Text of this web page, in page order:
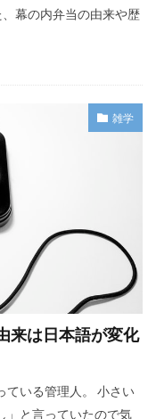
幕の内弁当の由来や歴
雑学
来は日本語が変化
ている管理人。 小さい
」と言っていたので気